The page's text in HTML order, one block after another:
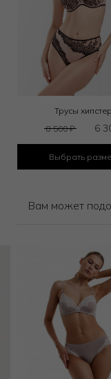
Трусы хипстер
8 500₽ 6
Выбрать
Вам может